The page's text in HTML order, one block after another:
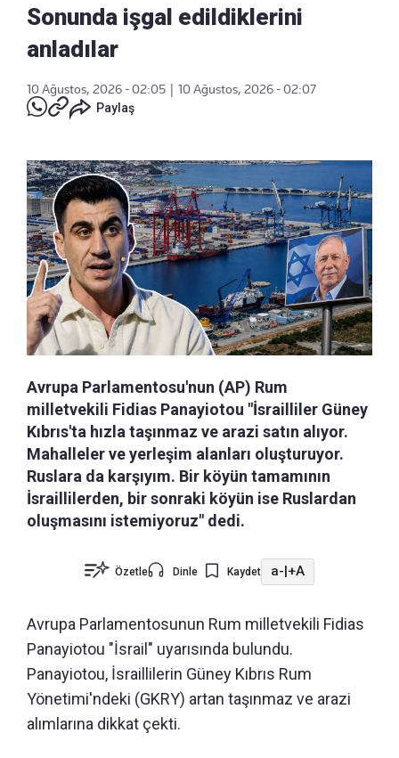
Sonunda işgal edildiklerini
anladılar
10 Ağustos, 2026 - 02:05
10 Ağustos, 2026 - 02:07
Paylaş
Avrupa Parlamentosu'nun (AP) Rum
milletvekili Fidias Panayiotou "İsrailliler Güney
Kıbrıs'ta hızla taşınmaz ve arazi satın alıyor.
Mahalleler ve yerleşim alanları oluşturuyor.
Ruslara da karşıyım. Bir köyün tamamının
İsraillilerden, bir sonraki köyün ise Ruslardan
oluşmasını istemiyoruz" dedi.
Özetle Dinle Kaydet a-|+A
Avrupa Parlamentosunun Rum milletvekili Fidias
Panayiotou "İsrail" uyarısında bulundu.
Panayiotou, İsraillilerin Güney Kıbrıs Rum
Yönetimi'ndeki (GKRY) artan taşınmaz ve arazi
alımlarına dikkat çekti.